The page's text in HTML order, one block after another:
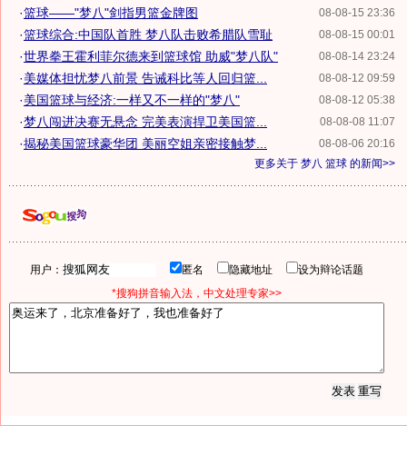
08-08-15 23:36
·篮球——"梦八"剑指男篮金牌图
08-08-15 00:01
·篮球综合:中国队首胜 梦八队击败希腊队雪耻
08-08-14 23:24
·世界拳王霍利菲尔德来到篮球馆 助威"梦八队"
08-08-12 09:59
·美媒体担忧梦八前景 告诫科比等人回归篮...
08-08-12 05:38
·美国篮球与经济:一样又不一样的"梦八"
08-08-08 11:07
·梦八闯进决赛无悬念 完美表演捍卫美国篮...
08-08-06 20:16
·揭秘美国篮球豪华团 美丽空姐亲密接触梦...
更多关于 梦八 篮球 的新闻>>
用户： 匿名 隐藏地址
设为辩论话题
*搜狗拼音输入法，中文处理专家>>